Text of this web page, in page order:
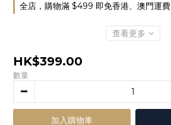
全店，購物滿 $499 即免香港、澳門運費
查看更多
HK$399.00
數量
加入購物車